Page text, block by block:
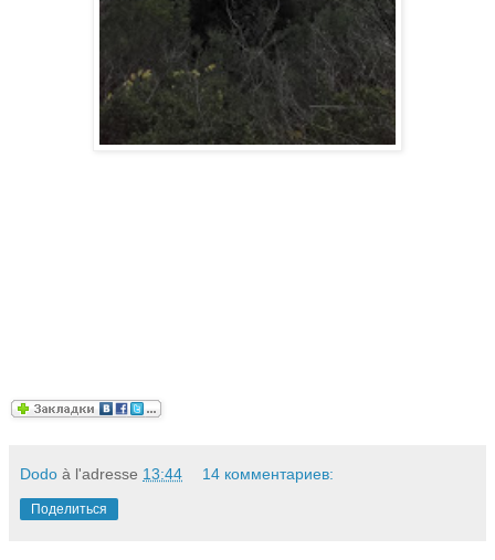
Dodo à l'adresse 13:44 14 комментариев:
Поделиться